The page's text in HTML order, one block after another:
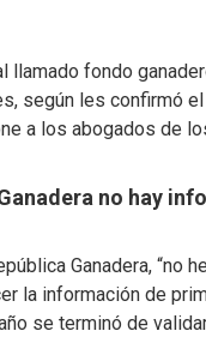
llamado fondo
según les confirmó
a los abogados de
no hay
Ganadera, “no
la información de
se terminó de